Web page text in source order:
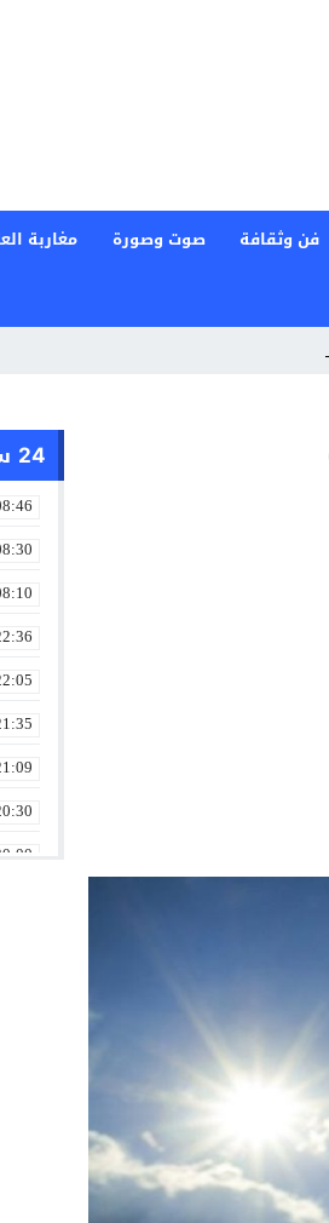
فن وثقافة صوت وصورة مغاربة
بمناس _
24 ساعة